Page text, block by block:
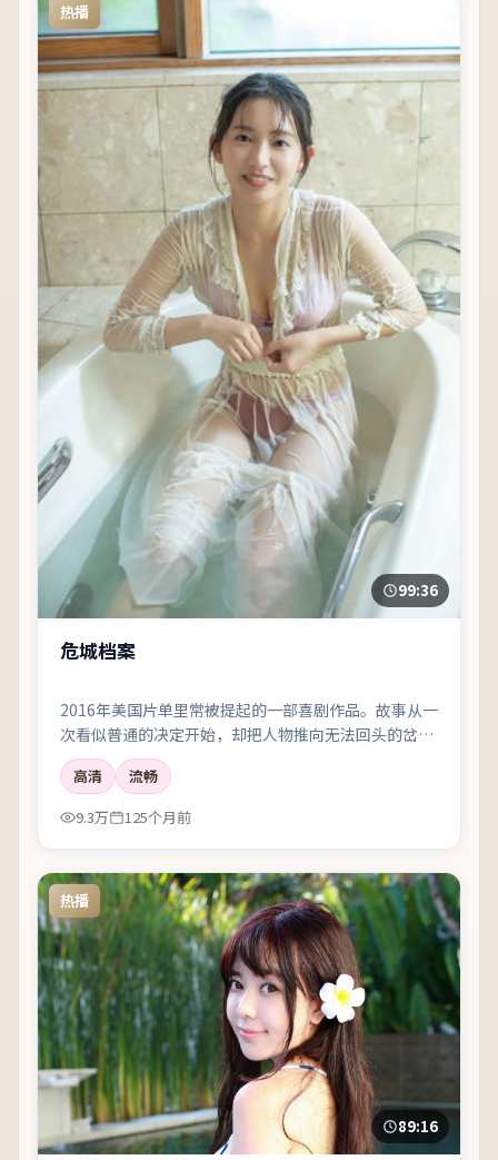
热播
99:36
危城档案
2016年美国片单里常被提起的一部喜剧作品。故事从一
次看似普通的决定开始，却把人物推向无法回头的岔
路；剪辑利落，情绪像潮水一样有涨有落。
高清
流畅
9.3万
125个月前
热播
89:16